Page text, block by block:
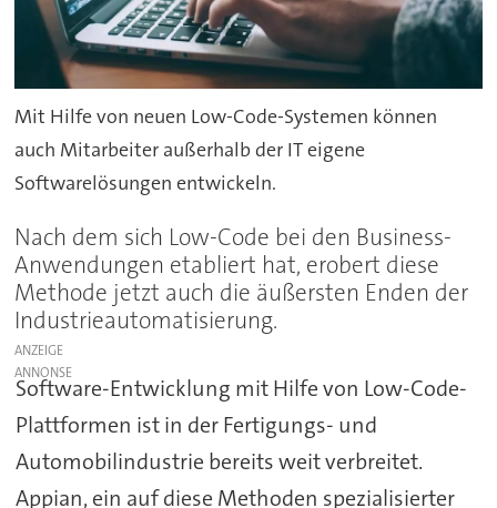
Mit Hilfe von neuen Low-Code-Systemen können
auch Mitarbeiter außerhalb der IT eigene
Softwarelösungen entwickeln.
Nach dem sich Low-Code bei den Business-
Anwendungen etabliert hat, erobert diese
Methode jetzt auch die äußersten Enden der
Industrieautomatisierung.
ANZEIGE
Software-Entwicklung mit Hilfe von Low-Code-
Plattformen ist in der Fertigungs- und
Automobilindustrie bereits weit verbreitet.
Appian, ein auf diese Methoden spezialisierter